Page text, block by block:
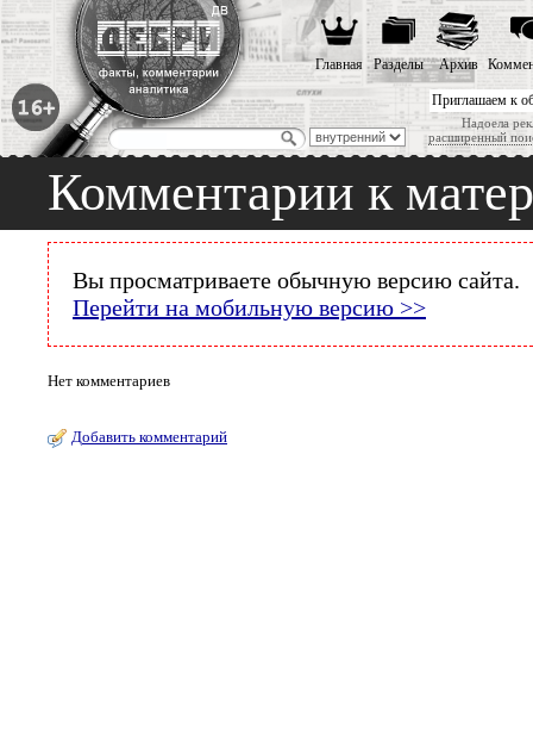
Приглашаем к
Надоела
расширенный
Главная Разделы Архив
Комментарии к
Вы просматриваете обычную версию сайта.
Перейти на мобильную версию >>
Нет комментариев
Добавить комментарий